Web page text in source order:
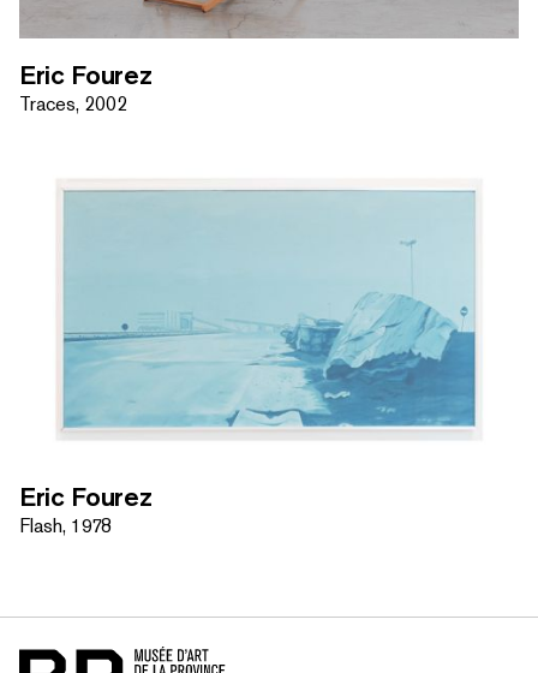
Eric Fourez
Traces, 2002
Eric Fourez
Flash, 1978
Accueil